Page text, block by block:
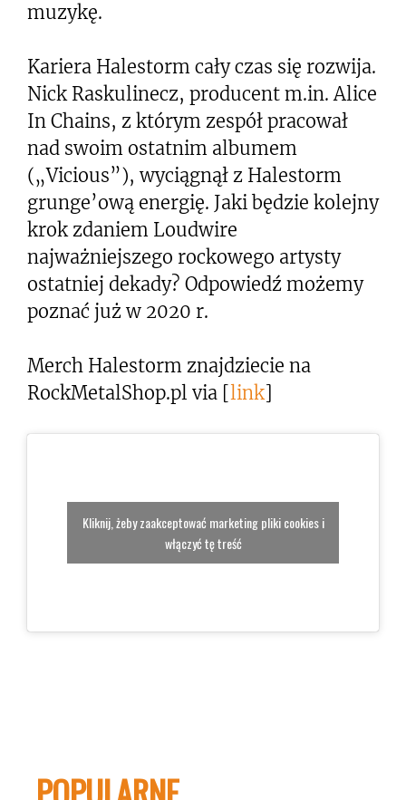
muzykę.
Kariera Halestorm cały czas się rozwija.
Nick Raskulinecz, producent m.in. Alice
In Chains, z którym zespół pracował
nad swoim ostatnim albumem
(„Vicious”), wyciągnął z Halestorm
grunge’ową energię. Jaki będzie kolejny
krok zdaniem Loudwire
najważniejszego rockowego artysty
ostatniej dekady? Odpowiedź możemy
poznać już w 2020 r.
Merch Halestorm znajdziecie na
RockMetalShop.pl via [link]
Kliknij, żeby zaakceptować marketing pliki cookies i
włączyć tę treść